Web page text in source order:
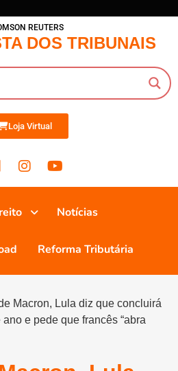
REUTERS
DOS TRIBUNAIS
Loja Virtual
Notícias
Reforma Tributária
Macron, Lula diz que concluirá
e pede que francês “abra